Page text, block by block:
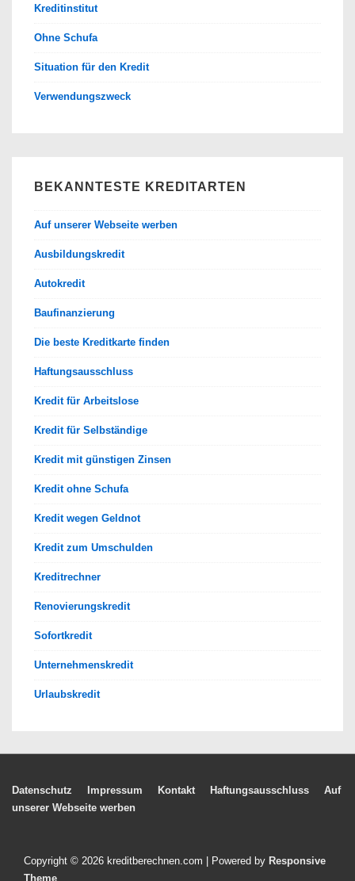
Kreditinstitut
Ohne Schufa
Situation für den Kredit
Verwendungszweck
BEKANNTESTE KREDITARTEN
Auf unserer Webseite werben
Ausbildungskredit
Autokredit
Baufinanzierung
Die beste Kreditkarte finden
Haftungsausschluss
Kredit für Arbeitslose
Kredit für Selbständige
Kredit mit günstigen Zinsen
Kredit ohne Schufa
Kredit wegen Geldnot
Kredit zum Umschulden
Kreditrechner
Renovierungskredit
Sofortkredit
Unternehmenskredit
Urlaubskredit
Footer-
Datenschutz Impressum Kontakt Haftungsausschluss
Auf
unserer Webseite werben
Copyright © 2026 kreditberechnen.com | Powered by Responsive
Theme